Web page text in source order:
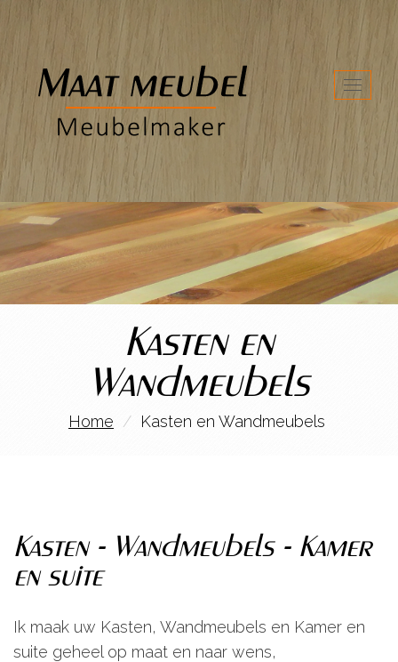
Kasten en
Wandmeubels
Home Kasten en Wandmeubels
Kasten - Wandmeubels - Kamer
en suite
Ik maak uw Kasten, Wandmeubels en Kamer en
suite geheel op maat en naar wens,